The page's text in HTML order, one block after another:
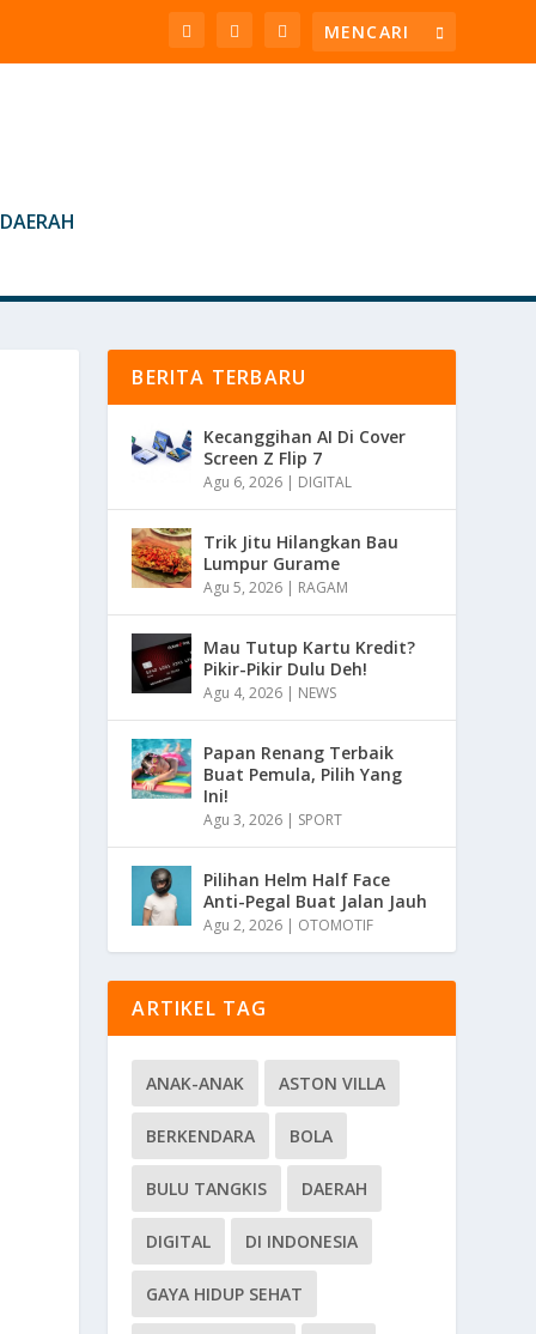
DAERAH
BERITA TERBARU
Kecanggihan AI Di Cover
Screen Z Flip 7
Agu 6, 2026 | DIGITAL
Trik Jitu Hilangkan Bau
Lumpur Gurame
Agu 5, 2026 | RAGAM
Mau Tutup Kartu Kredit?
Pikir-Pikir Dulu Deh!
Agu 4, 2026 | NEWS
Papan Renang Terbaik
Buat Pemula, Pilih Yang
Ini!
Agu 3, 2026 | SPORT
Pilihan Helm Half Face
Anti-Pegal Buat Jalan Jauh
Agu 2, 2026 | OTOMOTIF
ARTIKEL TAG
ANAK-ANAK ASTON VILLA
BERKENDARA BOLA
BULU TANGKIS DAERAH
DIGITAL DI INDONESIA
GAYA HIDUP SEHAT